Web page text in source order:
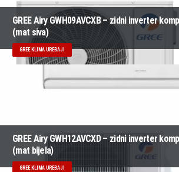
GREE Airy GWH09AVCXB – zidni inverter
(mat siva)
GREE KLIMA UREĐAJI
GREE Airy GWH12AVCXD – zidni inverter
(mat bijela)
GREE KLIMA UREĐAJI